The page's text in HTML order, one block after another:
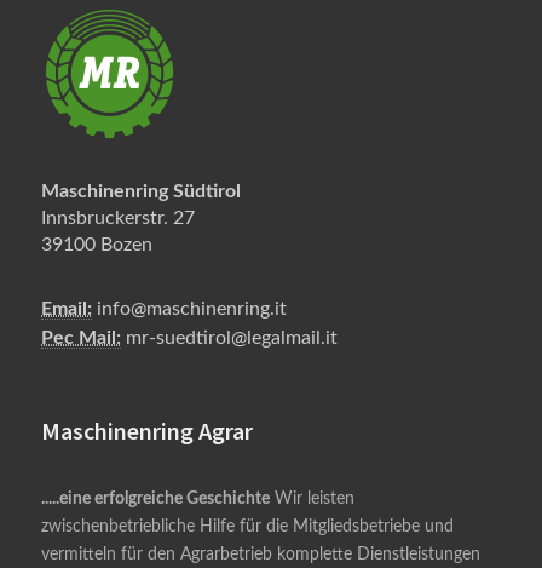
Maschinenring Südtirol
Innsbruckerstr. 27
39100 Bozen
Email: info@maschinenring.it
Pec Mail: mr-suedtirol@legalmail.it
Maschinenring Agrar
.....eine erfolgreiche Geschichte Wir leisten
zwischenbetriebliche Hilfe für die Mitgliedsbetriebe und
vermitteln für den Agrarbetrieb komplette Dienstleistungen